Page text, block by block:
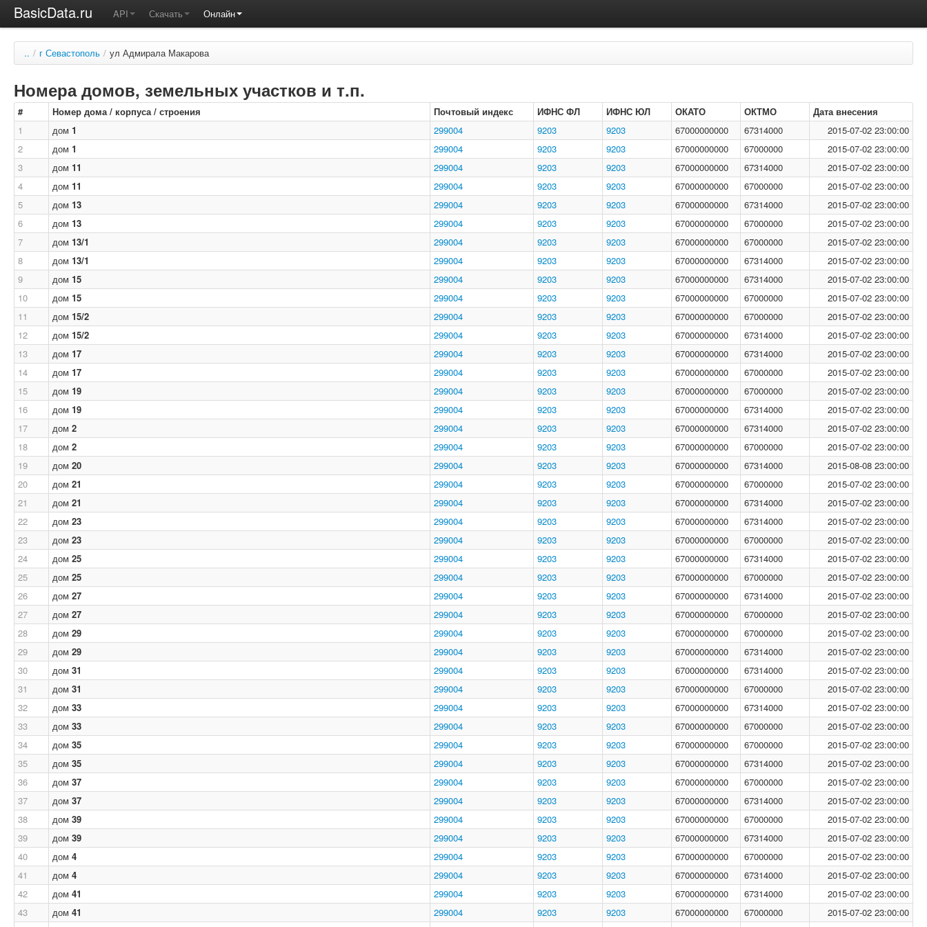
BasicData.ru API Скачать Онлайн
.. / г Севастополь / ул Адмирала Макарова
Номера домов, земельных участков и т.п.
# Номер дома / корпуса / строения Почтовый индекс ИФНС ФЛ ИФНС ЮЛ ОКАТО ОКТМО
Дата внесения
1
дом 1 299004 9203 9203 67000000000 67314000
2015-07-02 23:00:00
2
дом 1 299004 9203 9203 67000000000 67000000
2015-07-02 23:00:00
3
дом 11 299004 9203 9203 67000000000 67314000
2015-07-02 23:00:00
4
дом 11 299004 9203 9203 67000000000 67000000
2015-07-02 23:00:00
5
дом 13 299004 9203 9203 67000000000 67314000
2015-07-02 23:00:00
6
дом 13 299004 9203 9203 67000000000 67000000
2015-07-02 23:00:00
7
дом 13/1 299004 9203 9203 67000000000 67000000
2015-07-02 23:00:00
8
дом 13/1 299004 9203 9203 67000000000 67314000
2015-07-02 23:00:00
9
дом 15 299004 9203 9203 67000000000 67314000
2015-07-02 23:00:00
10
дом 15 299004 9203 9203 67000000000 67000000
2015-07-02 23:00:00
11
дом 15/2 299004 9203 9203 67000000000 67000000
2015-07-02 23:00:00
12
дом 15/2 299004 9203 9203 67000000000 67314000
2015-07-02 23:00:00
13
дом 17 299004 9203 9203 67000000000 67314000
2015-07-02 23:00:00
14
дом 17 299004 9203 9203 67000000000 67000000
2015-07-02 23:00:00
15
дом 19 299004 9203 9203 67000000000 67000000
2015-07-02 23:00:00
16
дом 19 299004 9203 9203 67000000000 67314000
2015-07-02 23:00:00
17
дом 2 299004 9203 9203 67000000000 67314000
2015-07-02 23:00:00
18
дом 2 299004 9203 9203 67000000000 67000000
2015-07-02 23:00:00
19
дом 20 299004 9203 9203 67000000000 67314000
2015-08-08 23:00:00
20
дом 21 299004 9203 9203 67000000000 67000000
2015-07-02 23:00:00
21
дом 21 299004 9203 9203 67000000000 67314000
2015-07-02 23:00:00
22
дом 23 299004 9203 9203 67000000000 67314000
2015-07-02 23:00:00
23
дом 23 299004 9203 9203 67000000000 67000000
2015-07-02 23:00:00
24
дом 25 299004 9203 9203 67000000000 67314000
2015-07-02 23:00:00
25
дом 25 299004 9203 9203 67000000000 67000000
2015-07-02 23:00:00
26
дом 27 299004 9203 9203 67000000000 67314000
2015-07-02 23:00:00
27
дом 27 299004 9203 9203 67000000000 67000000
2015-07-02 23:00:00
28
дом 29 299004 9203 9203 67000000000 67000000
2015-07-02 23:00:00
29
дом 29 299004 9203 9203 67000000000 67314000
2015-07-02 23:00:00
30
дом 31 299004 9203 9203 67000000000 67314000
2015-07-02 23:00:00
31
дом 31 299004 9203 9203 67000000000 67000000
2015-07-02 23:00:00
32
дом 33 299004 9203 9203 67000000000 67314000
2015-07-02 23:00:00
33
дом 33 299004 9203 9203 67000000000 67000000
2015-07-02 23:00:00
34
дом 35 299004 9203 9203 67000000000 67000000
2015-07-02 23:00:00
35
дом 35 299004 9203 9203 67000000000 67314000
2015-07-02 23:00:00
36
дом 37 299004 9203 9203 67000000000 67000000
2015-07-02 23:00:00
37
дом 37 299004 9203 9203 67000000000 67314000
2015-07-02 23:00:00
38
дом 39 299004 9203 9203 67000000000 67000000
2015-07-02 23:00:00
39
дом 39 299004 9203 9203 67000000000 67314000
2015-07-02 23:00:00
40
дом 4 299004 9203 9203 67000000000 67000000
2015-07-02 23:00:00
41
дом 4 299004 9203 9203 67000000000 67314000
2015-07-02 23:00:00
42
дом 41 299004 9203 9203 67000000000 67314000
2015-07-02 23:00:00
43
дом 41 299004 9203 9203 67000000000 67000000
2015-07-02 23:00:00